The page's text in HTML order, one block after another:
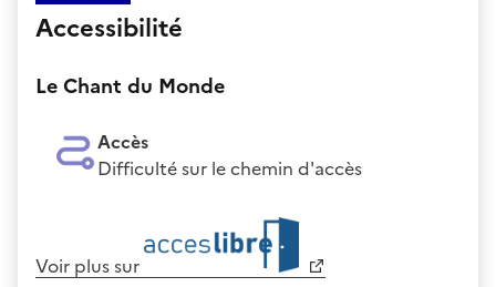
Accessibilité
Le Chant du Monde
Accès
Difficulté sur le chemin d'accès
Voir plus sur